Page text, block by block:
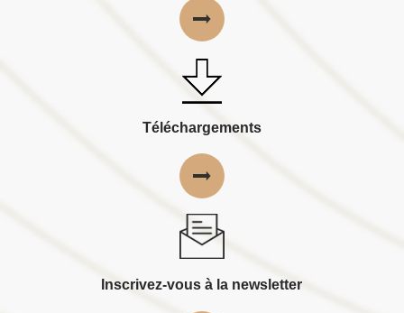
Téléchargements
Inscrivez-vous à la newsletter